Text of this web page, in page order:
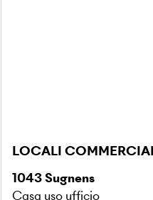
1043Sugnens
Casa uso ufficio